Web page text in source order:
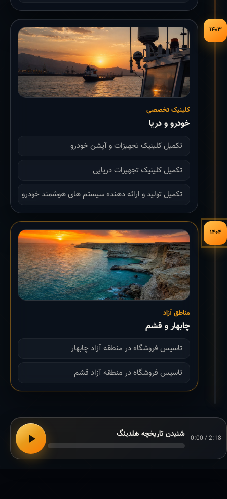
۱۴۰۳
کلینیک تخصصی
خودرو و دریا
تکمیل کلینیک تجهیزات و آپشن خودرو
تکمیل کلینیک تجهیزات دریایی
تکمیل تولید و ارائه دهنده سیستم های هوشمند خودرو
۱۴۰۴
مناطق آزاد
چابهار و قشم
تاسیس فروشگاه در منطقه آزاد چابهار
تاسیس فروشگاه در منطقه آزاد قشم
0:00 / 2:18 شنیدن تاریخچه هلدینگ